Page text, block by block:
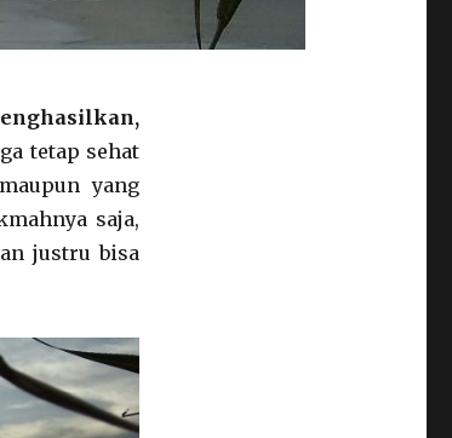
tetap sehat
yang
saja,
justru bisa